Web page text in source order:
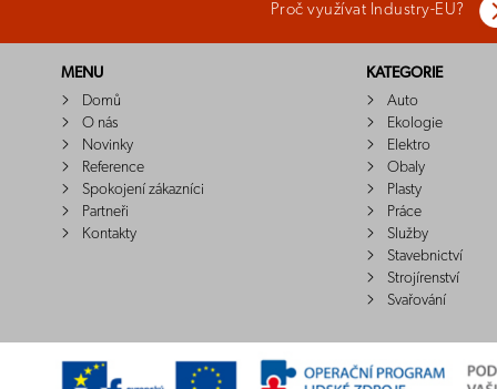
Proč využívat Industry-EU?
MENU
Domů
O nás
Novinky
Reference
Spokojení zákazníci
Partneři
Kontakty
KATEGORIE
Auto
Ekologie
Elektro
Obaly
Plasty
Práce
Služby
Stavebnictví
Strojírenství
Svařování